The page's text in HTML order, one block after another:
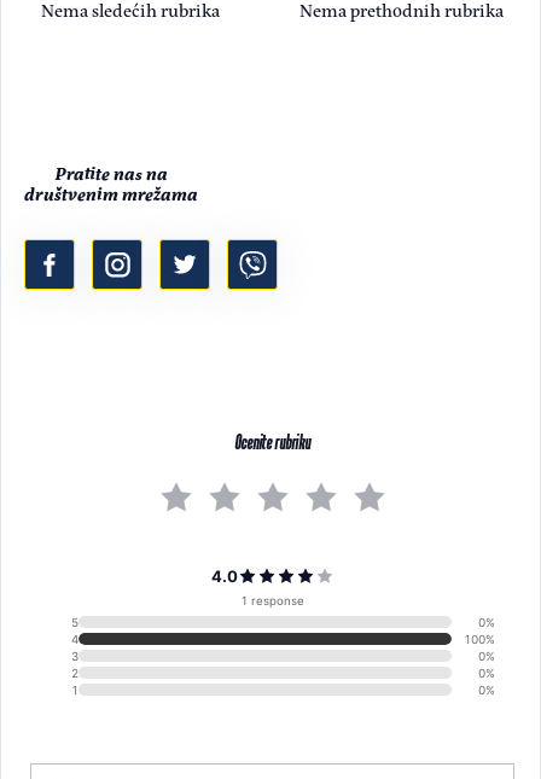
Nema sledećih rubrika Nema prethodnih rubrika
Pratite nas na
društvenim mrežama
Ocenite rubriku
4.0
1 response
5
0%
4
100%
3
0%
2
0%
1
0%